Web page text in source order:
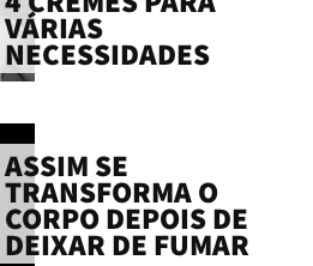
VÁRIAS
NECESSIDADES
ASSIM SE
TRANSFORMA O
CORPO DEPOIS DE
DEIXAR DE FUMAR